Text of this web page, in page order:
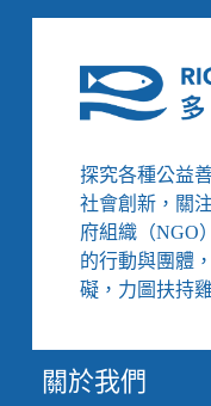
探究各種公益
社會創新，關
府組織（NGO
的行動與團體
礙，力圖扶持
關於我們